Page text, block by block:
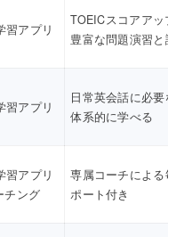
習アプリ
TOEICスコアアップ
豊富な問題演習と講
習アプリ
日常英会話に必要な
体系的に学べる
習アプリ
チング
専属コーチによる毎
ポート付き